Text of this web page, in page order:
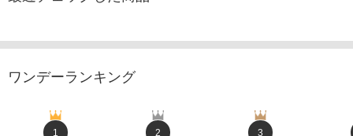
ワンデーランキング
1 2 3